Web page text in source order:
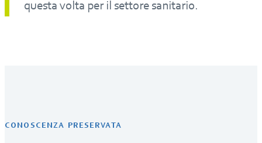
questa volta per il settore sanitario.
CONOSCENZA PRESERVATA